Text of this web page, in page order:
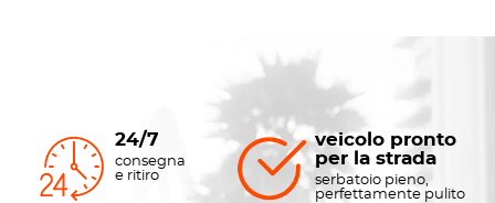
24/7
consegna
e ritiro
veicolo pronto
per la strada
serbatoio pieno,
perfettamente pulito